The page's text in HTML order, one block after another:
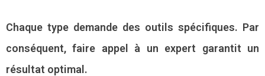
Chaque type demande des outils spécifiques. Par
conséquent, faire appel à un expert garantit un
résultat optimal.